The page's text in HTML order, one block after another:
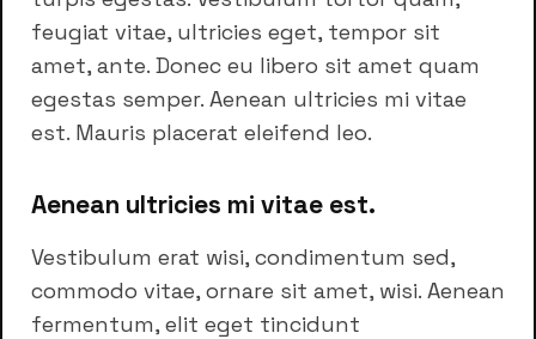
feugiat vitae, ultricies eget, tempor sit
amet, ante. Donec eu libero sit amet quam
egestas semper. Aenean ultricies mi vitae
est. Mauris placerat eleifend leo.
Aenean ultricies mi vitae est.
Vestibulum erat wisi, condimentum sed,
commodo vitae, ornare sit amet, wisi. Aenean
fermentum, elit eget tincidunt